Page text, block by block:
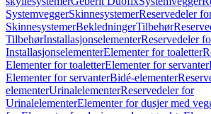
SystemveggerSkinnesystemerReservedeler
SkinnesystemerBekledningerTilbehør
TilbehørInstallasjonselementerReservedeler
InstallasjonselementerElementer for toaletter
Elementer for toaletterElementer for servanter
Elementer for servanterBidé-elementer
elementerUrinalelementerReservedeler for
UrinalelementerElementer for dusjer med